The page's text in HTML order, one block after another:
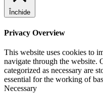
Închide
Privacy Overview
This website uses cookies to
navigate through the website.
categorized as necessary are
essential for the working of
Necessary